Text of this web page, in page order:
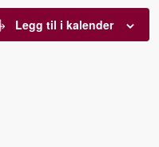
Legg til i kalender